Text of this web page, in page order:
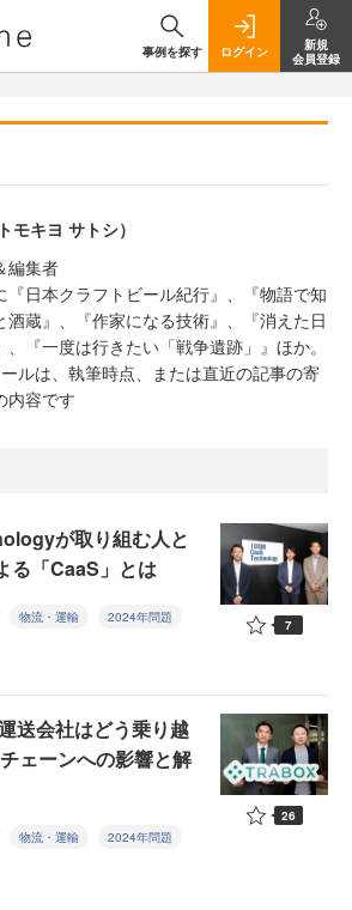
事例を探す ログイン
新規
会員登録
モキヨ サトシ）
編集者
『日本クラフトビール紀行』、『物語で知
酒蔵』、『作家になる技術』、『消えた日
、『一度は行きたい「戦争遺跡」』ほか。
ルは、執筆時点、または直近の記事の寄
内容です
が取り組む人と
る「CaaS」とは
物流・運輸 2024年問題 7
送会社はどう乗り越
ェーンへの影響と解
物流・運輸 2024年問題
26